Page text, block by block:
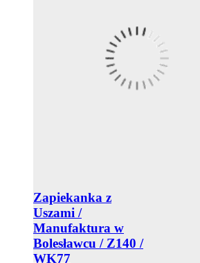
Zapiekanka z
Uszami /
Manufaktura w
Bolesławcu / Z140 /
WK77